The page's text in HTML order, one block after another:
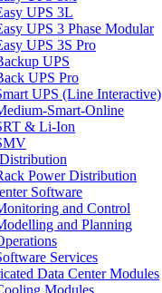
UPS 3L
UPS 3 Phase Modular
UPS 3S Pro
UPS
UPS Pro
UPS (Line Interactive)
Smart-Online
& Li-Ion
Power Distribution
Software
and Control
and Planning
Services
Data Center Modules
Modules